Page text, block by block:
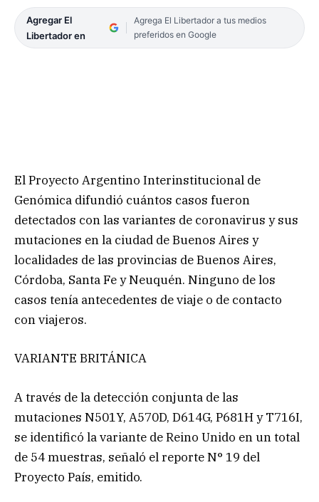
Agregar El
Libertador en
Agrega El Libertador a tus medios
preferidos en Google
El Proyecto Argentino Interinstitucional de
Genómica difundió cuántos casos fueron
detectados con las variantes de coronavirus y sus
mutaciones en la ciudad de Buenos Aires y
localidades de las provincias de Buenos Aires,
Córdoba, Santa Fe y Neuquén. Ninguno de los
casos tenía antecedentes de viaje o de contacto
con viajeros.
VARIANTE BRITÁNICA
A través de la detección conjunta de las
mutaciones N501Y, A570D, D614G, P681H y T716I,
se identificó la variante de Reino Unido en un total
de 54 muestras, señaló el reporte N° 19 del
Proyecto País, emitido.